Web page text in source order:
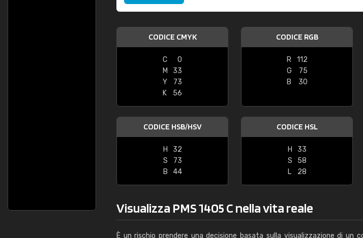
CODICE CMYK
C
0
M
33
Y
73
K
56
CODICE RGB
R
112
G
75
B
30
CODICE HSB/HSV
H
32
S
73
B
44
CODICE HSL
H
33
S
58
L
28
Visualizza PMS 1405 C nella vita reale
È un rischio prendere una decisione basata sulla visualizzazione di un